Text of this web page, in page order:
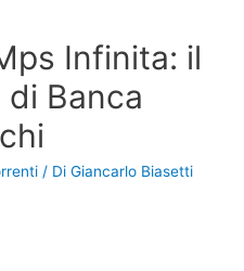
Infinita: il
Banca
/ Di Giancarlo Biasetti